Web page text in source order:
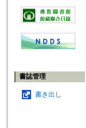
書誌管理
書き出し